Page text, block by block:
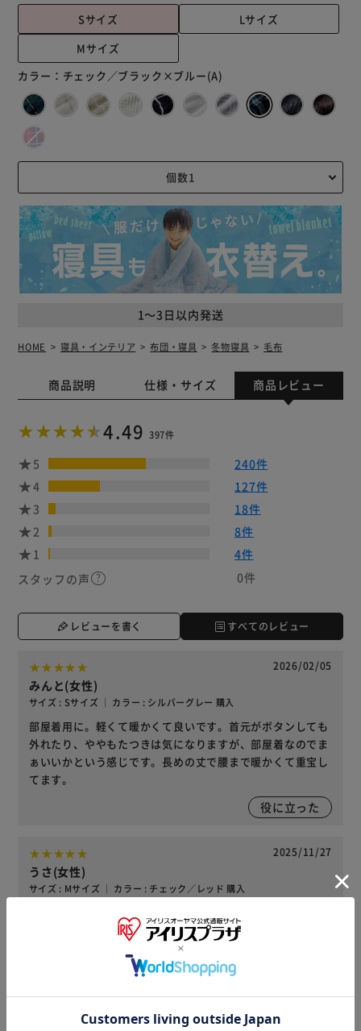
Sサイズ
Lサイズ
Mサイズ
カラー： チェック／ブラック×ブルー(A)
1～3日以内発送
HOME 寝具・インテリア 布団・寝具 冬物寝具 毛布
商品説明 仕様・サイズ 商品レビュー
4.49 397件
5
240件
4
127件
3
18件
2
8件
1
4件
スタッフの声
0件
レビューを書く すべてのレビュー
2026/02/05
みんと(女性)
サイズ : Sサイズ ｜ カラー : シルバーグレー 購入
部屋着用に。軽くて暖かくて良いです。首元がボタンしても
外れたり、ややもたつきは気になりますが、部屋着なのでま
ぁいいかという感じです。長めの丈で腰まで暖かくて重宝し
てます。
役に立った
2025/11/27
うさ(女性)
サイズ : Mサイズ ｜ カラー : チェック／レッド 購入
取り合いになってしまってます。暖かいです
2025/11/27
うさ(女性)